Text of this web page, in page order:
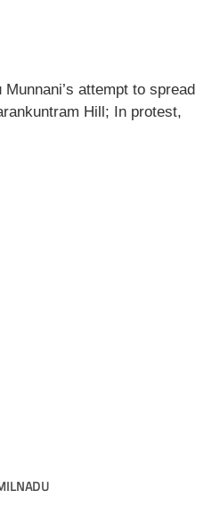
attempt to spread
Hill; In protest,